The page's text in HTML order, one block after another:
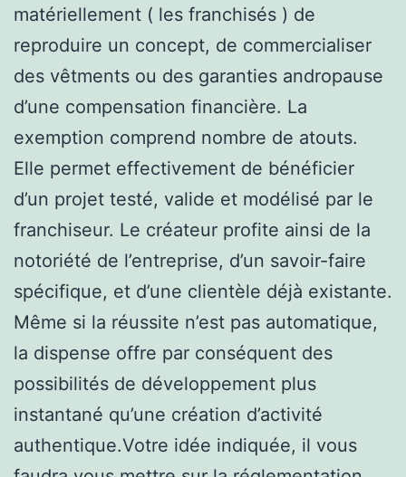
matériellement ( les franchisés ) de
reproduire un concept, de commercialiser
des vêtments ou des garanties andropause
d’une compensation financière. La
exemption comprend nombre de atouts.
Elle permet effectivement de bénéficier
d’un projet testé, valide et modélisé par le
franchiseur. Le créateur profite ainsi de la
notoriété de l’entreprise, d’un savoir-faire
spécifique, et d’une clientèle déjà existante.
Même si la réussite n’est pas automatique,
la dispense offre par conséquent des
possibilités de développement plus
instantané qu’une création d’activité
authentique.Votre idée indiquée, il vous